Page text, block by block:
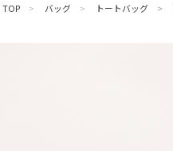
TOP > バッグ > トートバッグ >